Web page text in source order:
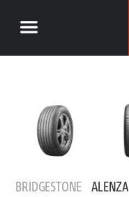
BRIDGESTONE ALENZA